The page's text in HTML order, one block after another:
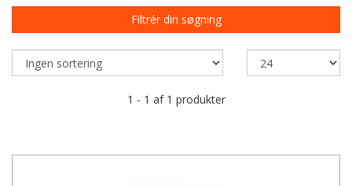
Filtrér din søgning
1 - 1 af 1 produkter